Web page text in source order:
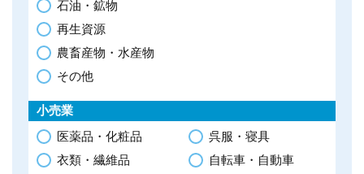
石油・鉱物
再生資源
農畜産物・水産物
その他
小売業
医薬品・化粧品
衣類・繊維品
呉服・寝具
自転車・自動車